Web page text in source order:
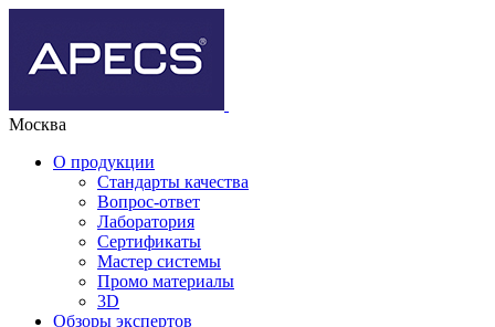
Москва
О продукции
Стандарты качества
Вопрос-ответ
Лаборатория
Сертификаты
Мастер системы
Промо материалы
3D
Обзоры экспертов